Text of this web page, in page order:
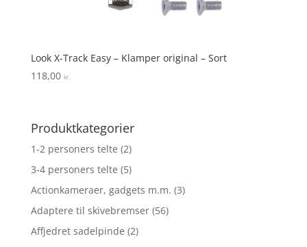
Look X-Track Easy – Klamper original – Sort
118,00 kr.
Produktkategorier
1-2 personers telte (2)
3-4 personers telte (5)
Actionkameraer, gadgets m.m. (3)
Adaptere til skivebremser (56)
Affjedret sadelpinde (2)